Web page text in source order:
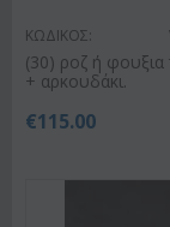
ΚΩΔΙΚΟΣ:
(30) ροζ ή
+ αρκουδάκι.
€115.00